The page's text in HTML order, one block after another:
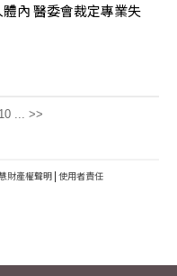
內 醫委會裁定專業失
10 ... >>
財產權聲明 | 使用者責任